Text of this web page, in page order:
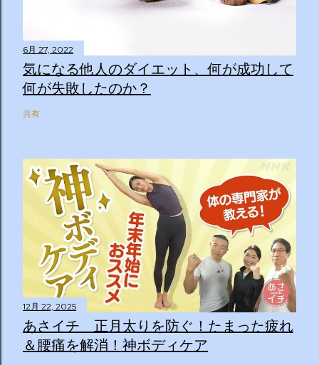
6月 27, 2022
気になる他人のダイエット、何が成功して
何が失敗したのか？
共有
12月 22, 2025
あさイチ 正月太りを防ぐ！たまった疲れ
＆腰痛を解消！神ボディケア